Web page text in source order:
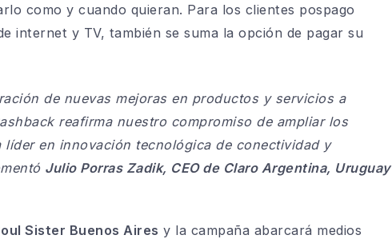
como y cuando quieran. Para los clientes pospago
internet y TV, también se suma la opción de pagar su
de nuevas mejoras en productos y servicios a
reafirma nuestro compromiso de ampliar los
en innovación tecnológica de conectividad y
Julio Porras Zadik, CEO de Claro Argentina, Uruguay
Sister Buenos Aires y la campaña abarcará medios